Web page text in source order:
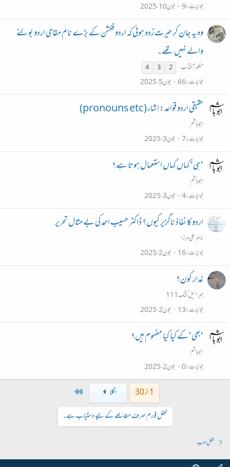
جوابات 9 جون 10، 2025
وہ یہ جان کر حیرت زدہ ہوئی کہ اردو فکشن کے بڑے نام مقامی اردو بولنے
والے نہیں تھے۔
مظہر آفتاب 2
3
4
جوابات 66 جون 5، 2025
حقیقی اردو قواعد: اِشار (pronouns etc)
ابو ہاشم
جوابات 7 جون 3، 2025
'ہی' کہاں کہاں استعمال ہوتا ہے؟
ابو ہاشم
جوابات 4 جون 3، 2025
اردو کا نفاذ ناگزیر کیوں؟ ڈاکٹر حسیب احمد کی بے مثال تحریر
ناصر علی مرزا
جوابات 16 جون 2، 2025
غدار کون؟
جبرائیل کنگ111
جوابات 13 جون 2، 2025
'بھی' کے کیا کیا مفہوم ہیں؟
ابو ہاشم
جوابات 0 جون 2، 2025
1 از 30 اگلا
محفل فورم صرف مطالعے کے لیے دستیاب ہے۔
محفلِ ادب